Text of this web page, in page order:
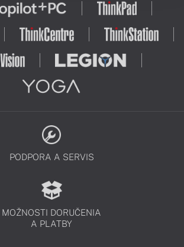
PODPORA A SERVIS
MOŽNOSTI DORUČENIA
A PLATBY